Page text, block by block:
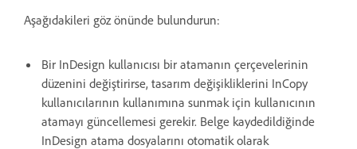
Aşağıdakileri göz önünde bulundurun:
Bir InDesign kullanıcısı bir atamanın çerçevelerinin
düzenini değiştirirse, tasarım değişikliklerini InCopy
kullanıcılarının kullanımına sunmak için kullanıcının
atamayı güncellemesi gerekir. Belge kaydedildiğinde
InDesign atama dosyalarını otomatik olarak